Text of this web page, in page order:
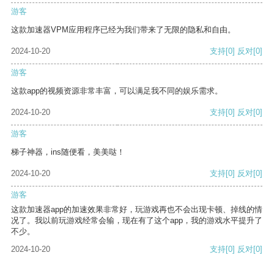
游客
这款加速器VPM应用程序已经为我们带来了无限的隐私和自由。
2024-10-20 支持[0] 反对[0]
游客
这款app的视频资源非常丰富，可以满足我不同的娱乐需求。
2024-10-20 支持[0] 反对[0]
游客
梯子神器，ins随便看，美美哒！
2024-10-20 支持[0] 反对[0]
游客
这款加速器app的加速效果非常好，玩游戏再也不会出现卡顿、掉线的情
况了。我以前玩游戏经常会输，现在有了这个app，我的游戏水平提升了
不少。
2024-10-20
支持[0] 反对[0]